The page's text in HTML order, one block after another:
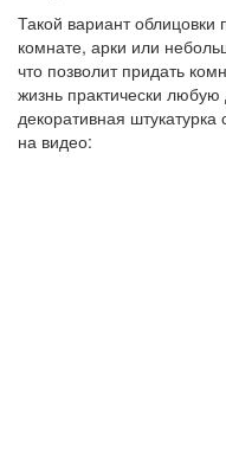
Такой вариант
комнате, арки или
что позволит придать
жизнь практически
декоративная
на видео: